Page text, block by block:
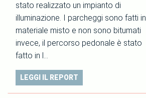
stato realizzato un impianto di
illuminazione. I parcheggi sono fatti in
materiale misto e non sono bitumati
invece, il percorso pedonale è stato
fatto in l…
LEGGI IL REPORT